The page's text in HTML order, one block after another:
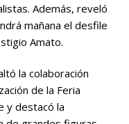
Además, reveló
mañana el desfile
Amato.
la colaboración
de la Feria
y destacó la